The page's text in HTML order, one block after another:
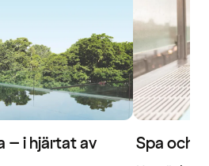
– i hjärtat av
Spa och